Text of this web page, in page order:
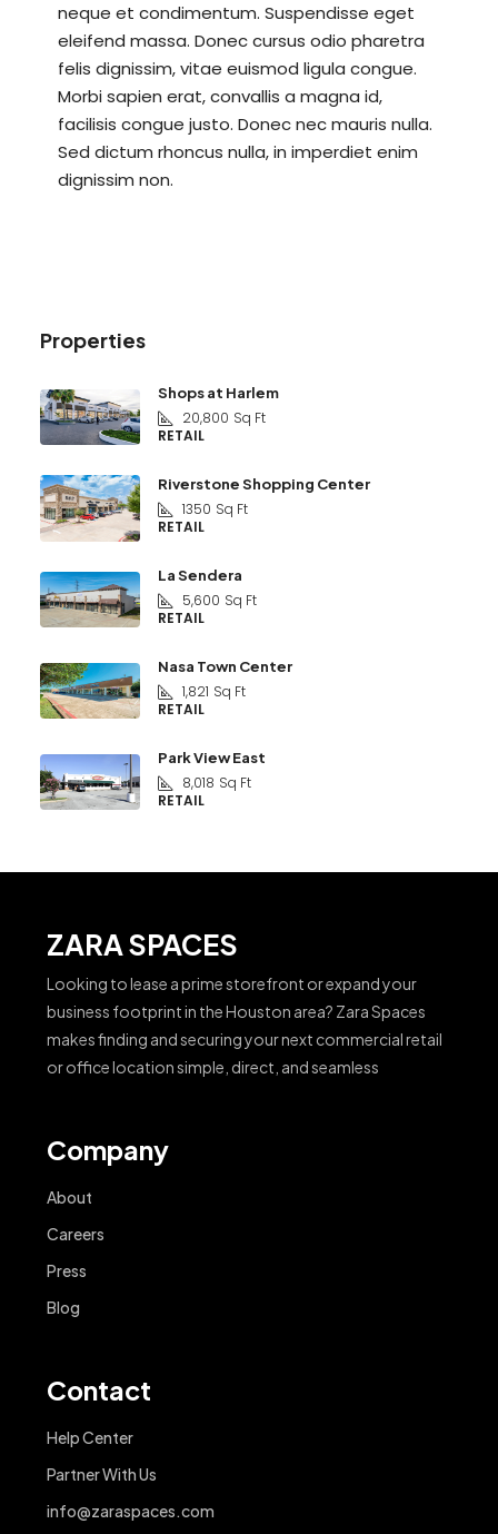
neque et condimentum. Suspendisse eget
eleifend massa. Donec cursus odio pharetra
felis dignissim, vitae euismod ligula congue.
Morbi sapien erat, convallis a magna id,
facilisis congue justo. Donec nec mauris nulla.
Sed dictum rhoncus nulla, in imperdiet enim
dignissim non.
Properties
Shops at Harlem
20,800 Sq Ft
RETAIL
Riverstone Shopping Center
1350 Sq Ft
RETAIL
La Sendera
5,600 Sq Ft
RETAIL
Nasa Town Center
1,821 Sq Ft
RETAIL
Park View East
8,018 Sq Ft
RETAIL
ZARA SPACES
Looking to lease a prime storefront or expand your
business footprint in the Houston area? Zara Spaces
makes finding and securing your next commercial retail
or office location simple, direct, and seamless
Company
About
Careers
Press
Blog
Contact
Help Center
Partner With Us
info@zaraspaces.com